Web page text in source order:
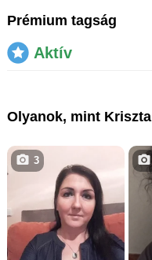
Prémium tagság
Aktív
Olyanok, mint Kriszta
3